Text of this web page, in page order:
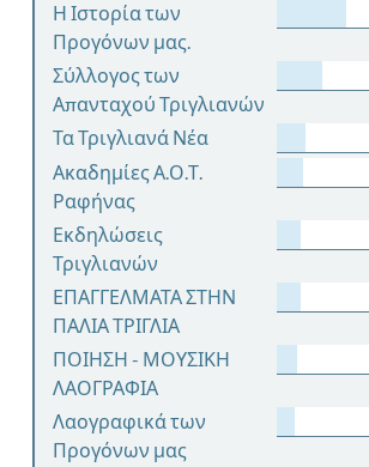
Η Ιστορία των
Προγόνων μας.
Σύλλογος των
Απανταχού Τριγλιανών
Τα Τριγλιανά Νέα
Ακαδημίες Α.Ο.Τ.
Ραφήνας
Εκδηλώσεις
Τριγλιανών
ΕΠΑΓΓΕΛΜΑΤΑ ΣΤΗΝ
ΠΑΛΙΑ ΤΡΙΓΛΙΑ
ΠΟΙΗΣΗ - ΜΟΥΣΙΚΗ
ΛΑΟΓΡΑΦΙΑ
Λαογραφικά των
Προγόνων μας